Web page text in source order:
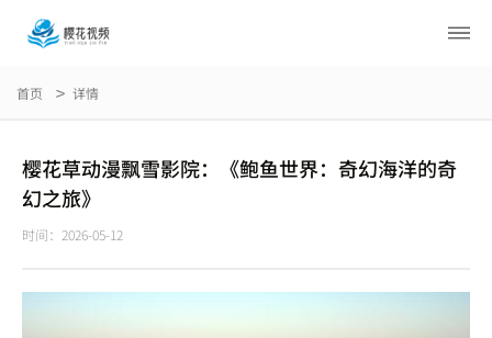
首页 详情
樱花草动漫飘雪影院：《鲍鱼世界：奇幻海洋的奇
幻之旅》
时间：2026-05-12